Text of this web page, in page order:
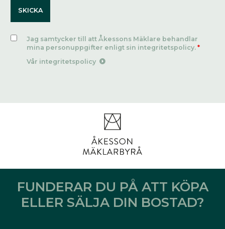
Jag samtycker till att Åkessons Mäklare behandlar
mina personuppgifter enligt sin integritetspolicy.*
Vår integritetspolicy
FUNDERAR DU PÅ ATT KÖPA
ELLER SÄLJA DIN BOSTAD?